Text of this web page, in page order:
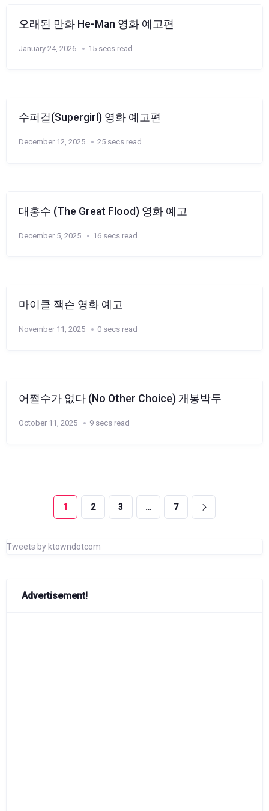
오래된 만화 He-Man 영화 예고편
January 24, 2026 15 secs read
수퍼걸(Supergirl) 영화 예고편
December 12, 2025 25 secs read
대홍수 (The Great Flood) 영화 예고
December 5, 2025 16 secs read
마이클 잭슨 영화 예고
November 11, 2025 0 secs read
어쩔수가 없다 (No Other Choice) 개봉박두
October 11, 2025 9 secs read
1 2 3 … 7
Tweets by ktowndotcom
Advertisement!